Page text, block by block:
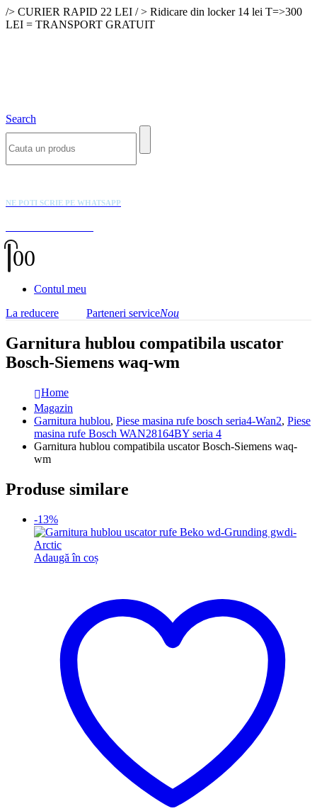
/> CURIER RAPID 22 LEI / > Ridicare din locker 14 lei T=>300
LEI = TRANSPORT GRATUIT
Search
NE POTI SCRIE PE WHATSAPP
00
Contul meu
La reducere
Parteneri serviceNou
Garnitura hublou compatibila uscator
Bosch-Siemens waq-wm
Home
Magazin
Garnitura hublou, Piese masina rufe bosch seria4-Wan2, Piese
masina rufe Bosch WAN28164BY seria 4
Garnitura hublou compatibila uscator Bosch-Siemens waq-
wm
Produse similare
-13%
Adaugă în coș